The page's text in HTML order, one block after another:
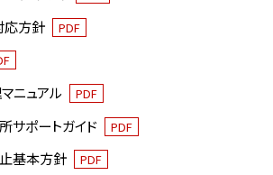
応方針 PDF
ニュアル PDF
サポートガイド PDF
基本方針 PDF